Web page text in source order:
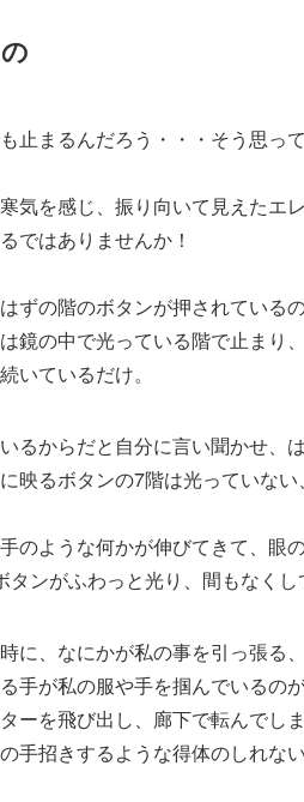
止まるんだろう・・・そう思っ
気を感じ、振り向いて見えたエ
ではありませんか！
ずの階のボタンが押されているの
鏡の中で光っている階で止まり
いているだけ。
るからだと自分に言い聞かせ、
映るボタンの7階は光っていな
のような何かが伸びてきて、眼
タンがふわっと光り、間もなくし
に、なにかが私の事を引っ張る
手が私の服や手を掴んでいるのが
ーを飛び出し、廊下で転んでし
手招きするような得体のしれない